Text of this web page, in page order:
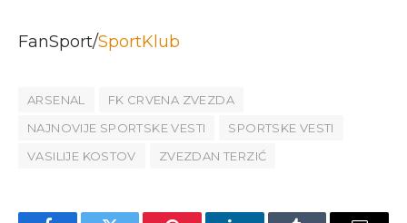
FanSport/SportKlub
ARSENAL
FK CRVENA ZVEZDA
NAJNOVIJE SPORTSKE VESTI
SPORTSKE VESTI
VASILIJE KOSTOV
ZVEZDAN TERZIĆ